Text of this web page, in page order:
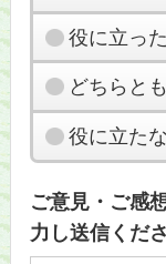
役に立った
どちらと
役に立た
ご意見・ご感
力し送信くださ